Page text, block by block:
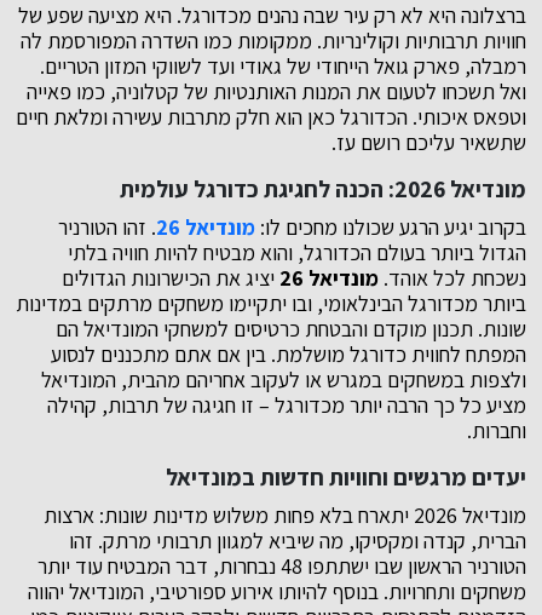
ברצלונה היא לא רק עיר שבה נהנים מכדורגל. היא מציעה שפע של
חוויות תרבותיות וקולינריות. ממקומות כמו השדרה המפורסמת לה
רמבלה, פארק גואל הייחודי של גאודי ועד לשווקי המזון הטריים.
ואל תשכחו לטעום את המנות האותנטיות של קטלוניה, כמו פאייה
וטפאס איכותי. הכדורגל כאן הוא חלק מתרבות עשירה ומלאת חיים
שתשאיר עליכם רושם עז.
מונדיאל 2026: הכנה לחגיגת כדורגל עולמית
בקרוב יגיע הרגע שכולנו מחכים לו: מונדיאל 26
. זהו הטורניר
הגדול ביותר בעולם הכדורגל, והוא מבטיח להיות חוויה בלתי
נשכחת לכל אוהד. מונדיאל 26
יציג את הכישרונות הגדולים
ביותר מכדורגל הבינלאומי, ובו יתקיימו משחקים מרתקים במדינות
שונות. תכנון מוקדם והבטחת כרטיסים למשחקי המונדיאל הם
המפתח לחווית כדורגל מושלמת. בין אם אתם מתכננים לנסוע
ולצפות במשחקים במגרש או לעקוב אחריהם מהבית, המונדיאל
מציע כל כך הרבה יותר מכדורגל – זו חגיגה של תרבות, קהילה
וחברות.
יעדים מרגשים וחוויות חדשות במונדיאל
מונדיאל 2026 יתארח בלא פחות משלוש מדינות שונות: ארצות
הברית, קנדה ומקסיקו, מה שיביא למגוון תרבותי מרתק. זהו
הטורניר הראשון שבו ישתתפו 48 נבחרות, דבר המבטיח עוד יותר
משחקים ותחרויות. בנוסף להיותו אירוע ספורטיבי, המונדיאל יהווה